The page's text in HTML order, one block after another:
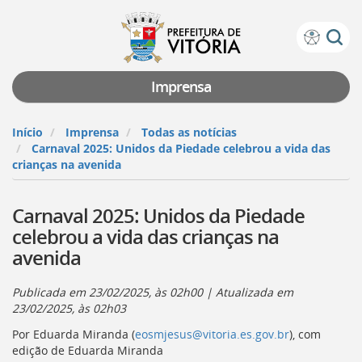
Prefeitura
Vitória
teclado:
para
a
página
de
de
acessibilidade
[]
Ir
a
página
do
Portal
Imprensa
Início Imprensa
Todas as notícias
Carnaval 2025: Unidos da Piedade celebrou a vida das
crianças na avenida
Carnaval 2025: Unidos da Piedade
celebrou a vida das crianças na
avenida
Publicada em 23/02/2025, às 02h00| Atualizada em
23/02/2025, às 02h03
Por Eduarda Miranda (eosmjesus@vitoria.es.gov.br), com
edição de Eduarda Miranda